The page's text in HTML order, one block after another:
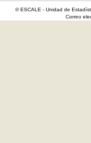
© ESCALE - Unidad de
Correo